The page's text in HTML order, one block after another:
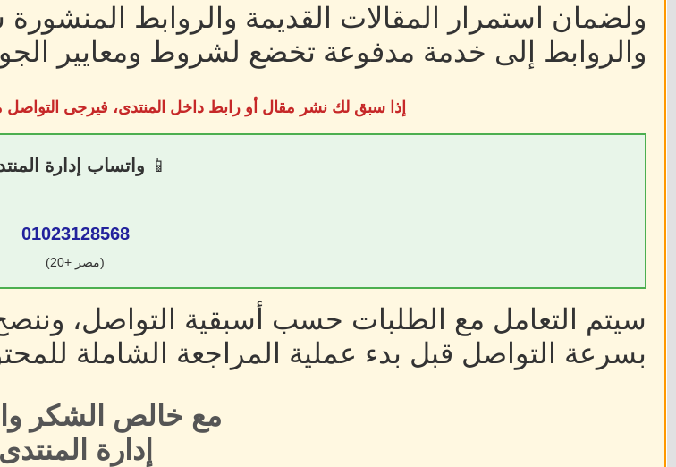
ولضمان استمرار المقالات القديمة والروابط
والروابط إلى خدمة مدفوعة تخضع لشروط ومعايير
إذا سبق لك نشر مقال أو رابط داخل المنتدى، فيرجى
📱 واتساب إدارة
01023128568
(مصر +20)
سيتم التعامل مع الطلبات حسب أسبقية التواصل،
بسرعة التواصل قبل بدء عملية المراجعة الشاملة
مع خالص الشكر
إدارة المنتدى